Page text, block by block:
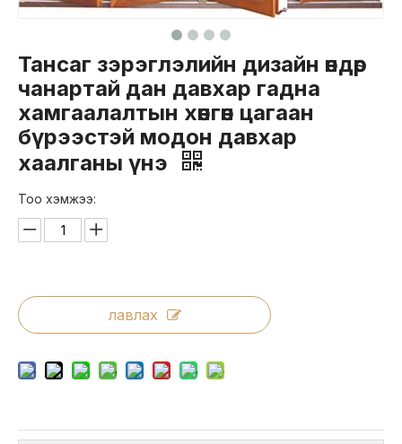
Тансаг зэрэглэлийн дизайн өндөр
чанартай дан давхар гадна
хамгаалалтын хөнгөн цагаан
бүрээстэй модон давхар
хаалганы үнэ
Тоо хэмжээ:
лавлах